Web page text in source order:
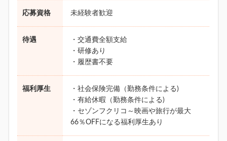
応募資格 未経験者歓迎
待遇
・交通費全額支給
・研修あり
・履歴書不要
福利厚生
・社会保険完備（勤務条件による)
・有給休暇（勤務条件による)
・セゾンフクリコ～映画や旅行が最大
66％OFFになる福利厚生あり